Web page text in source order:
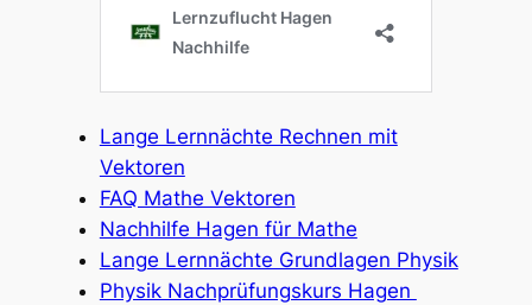
Lange Lernnächte Rechnen mit
Vektoren
FAQ Mathe Vektoren
Nachhilfe Hagen für Mathe
Lange Lernnächte Grundlagen Physik
Physik Nachprüfungskurs Hagen